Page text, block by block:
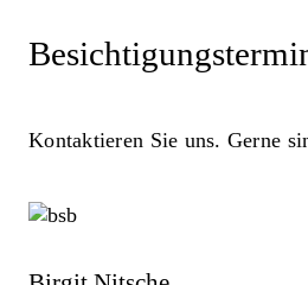
Kontaktieren Sie uns. Gerne